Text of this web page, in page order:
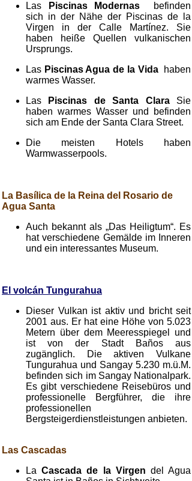
Las
Piscinas Modernas befinden
sich in der Nähe der Piscinas de la
Virgen in der Calle Martínez. Sie
haben heiße Quellen vulkanischen
Ursprungs.
Las Piscinas Agua de la Vidahaben
warmes Wasser.
Las
Piscinas de Santa ClaraSie
haben warmes Wasser und befinden
sich am Ende der Santa Clara Street.
Die meisten Hotels haben
Warmwasserpools.
La Basílica de la Reina del Rosario de
Agua Santa
Auch bekannt als „Das Heiligtum“. Es
hat verschiedene Gemälde im Inneren
und ein interessantes Museum.
El volcán Tungurahua
Dieser Vulkan ist aktiv und bricht seit
2001 aus. Er hat eine Höhe von 5.023
Metern über dem Meeresspiegel und
ist von der Stadt Baños aus
zugänglich. Die aktiven Vulkane
Tungurahua und Sangay 5.230 m.ü.M.
befinden sich im Sangay Nationalpark.
Es gibt verschiedene Reisebüros und
professionelle Bergführer, die ihre
professionellen
Bergsteigerdienstleistungen anbieten.
Las Cascadas
LaCascada de la Virgen del Agua